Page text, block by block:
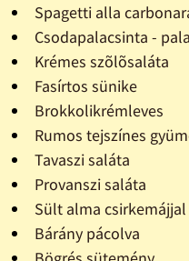
Spagetti alla
Csodapalacsinta -
Krémes szõlõsaláta
Fasírtos sünike
Brokkolikrémleves
Rumos tejszínes
Tavaszi saláta
Provanszi saláta
Sült alma
Bárány pácolva